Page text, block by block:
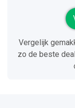
Vergelijk
zo de beste